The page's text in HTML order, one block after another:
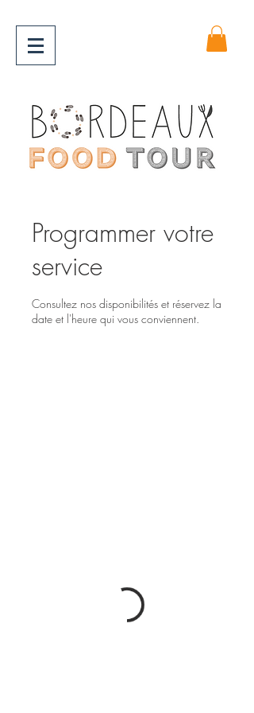
Programmer votre
service
Consultez nos disponibilités et réservez la
date et l'heure qui vous conviennent.